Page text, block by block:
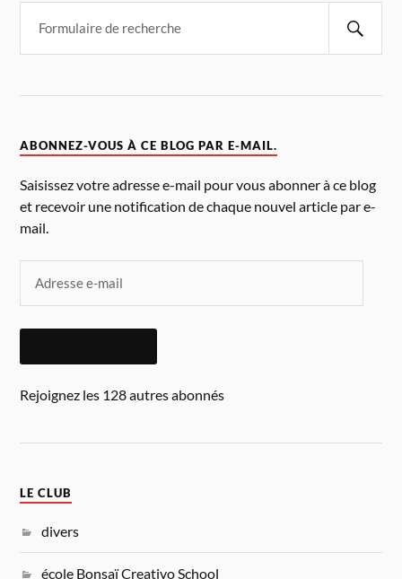
ABONNEZ-VOUS À CE BLOG PAR E-MAIL.
Saisissez votre adresse e-mail pour vous abonner à ce blog
et recevoir une notification de chaque nouvel article par e-
mail.
Rejoignez les 128 autres abonnés
LE CLUB
divers
école Bonsaï Creativo School